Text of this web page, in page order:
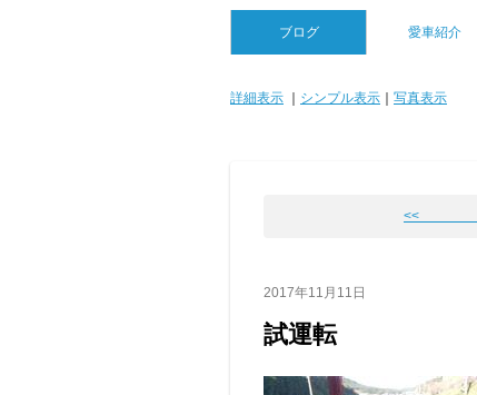
ブログ 愛車紹介
詳細表示 シンプル表示 写真表示
<< 断
2017年11月11日
試運転